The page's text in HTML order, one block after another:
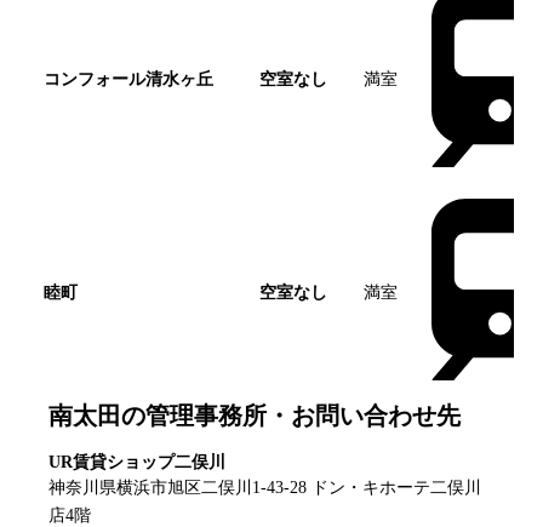
コンフォール清水ヶ丘 空室なし 満室
睦町 空室なし 満室
南太田の管理事務所・お問い合わせ先
UR賃貸ショップ二俣川
神奈川県横浜市旭区二俣川1-43-28 ドン・キホーテ二俣川
店4階